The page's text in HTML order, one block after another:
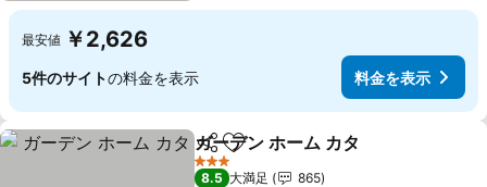
最安値 ￥2,626
5件のサイトの料金を表示 料金を表示
シェアお気に入りに追加
ガーデン ホーム カタ
3 ホテルのランク
8.5 大満足
865